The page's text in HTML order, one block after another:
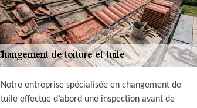
Notre entreprise spécialisée en changement de
tuile effectue d’abord une inspection avant de